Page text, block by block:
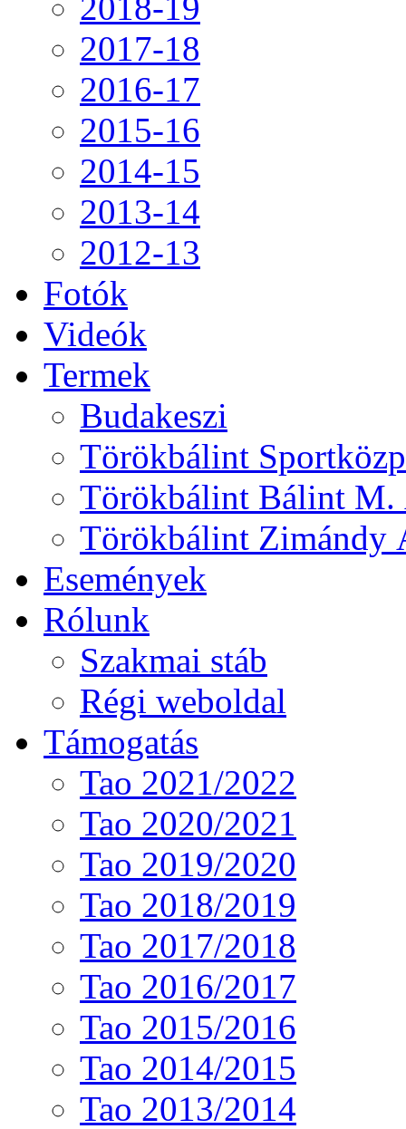
2017-18
2016-17
2015-16
2014-15
2013-14
2012-13
Fotók
Videók
Termek
Budakeszi
Törökbálint
Törökbálint Bálint
Törökbálint Zimándy
Események
Rólunk
Szakmai stáb
Régi weboldal
Támogatás
Tao 2021/2022
Tao 2020/2021
Tao 2019/2020
Tao 2018/2019
Tao 2017/2018
Tao 2016/2017
Tao 2015/2016
Tao 2014/2015
Tao 2013/2014